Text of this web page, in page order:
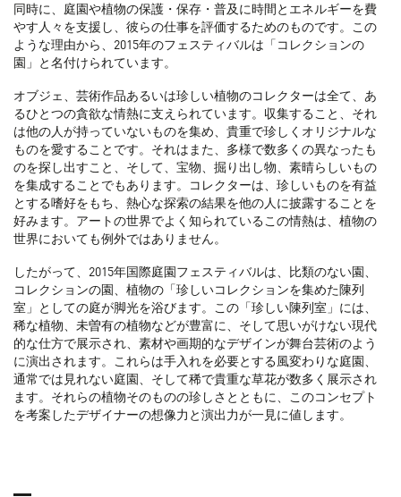
同時に、庭園や植物の保護・保存・普及に時間とエネルギーを費
やす人々を支援し、彼らの仕事を評価するためのものです。この
ような理由から、2015年のフェスティバルは「コレクションの
園」と名付けられています。
オブジェ、芸術作品あるいは珍しい植物のコレクターは全て、あ
るひとつの貪欲な情熱に支えられています。収集すること、それ
は他の人が持っていないものを集め、貴重で珍しくオリジナルな
ものを愛することです。それはまた、多様で数多くの異なったも
のを探し出すこと、そして、宝物、掘り出し物、素晴らしいもの
を集成することでもあります。コレクターは、珍しいものを有益
とする嗜好をもち、熱心な探索の結果を他の人に披露することを
好みます。アートの世界でよく知られているこの情熱は、植物の
世界においても例外ではありません。
したがって、2015年国際庭園フェスティバルは、比類のない園、
コレクションの園、植物の「珍しいコレクションを集めた陳列
室」としての庭が脚光を浴びます。この「珍しい陳列室」には、
稀な植物、未曽有の植物などが豊富に、そして思いがけない現代
的な仕方で展示され、素材や画期的なデザインが舞台芸術のよう
に演出されます。これらは手入れを必要とする風変わりな庭園、
通常では見れない庭園、そして稀で貴重な草花が数多く展示され
ます。それらの植物そのものの珍しさとともに、このコンセプト
を考案したデザイナーの想像力と演出力が一見に値します。